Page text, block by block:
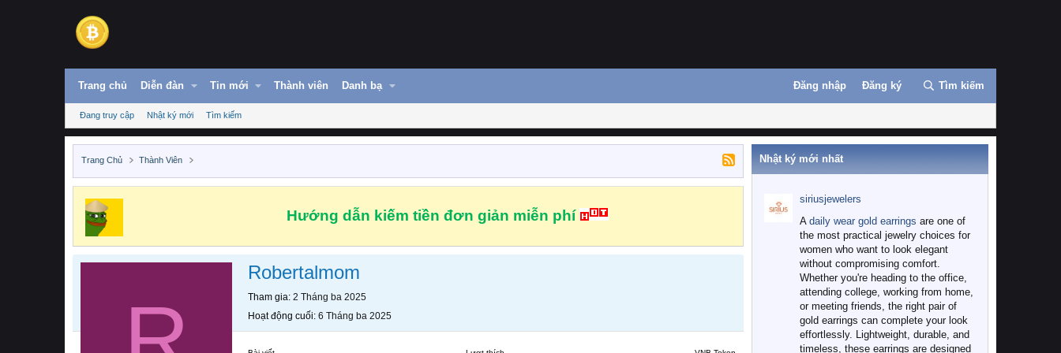
Trang chủ Diễn đàn Tin mới Thành viên Danh bạ Đăng nhập Đăng ký Tìm kiếm
Đang truy cập Nhật ký mới Tìm kiếm
Trang Chủ Thành Viên
Hướng dẫn kiếm tiền đơn giản miễn phí
Robertalmom
Tham gia 2 Tháng ba 2025
Hoạt động cuối 6 Tháng ba 2025
Nhật ký mới nhất
siriusjewelers
A daily wear gold earrings are one of
the most practical jewelry choices for
women who want to look elegant
without compromising comfort.
Whether you're heading to the office,
attending college, working from home,
or meeting friends, the right pair of
gold earrings can complete your look
effortlessly. Lightweight, durable, and
timeless, these earrings are designed